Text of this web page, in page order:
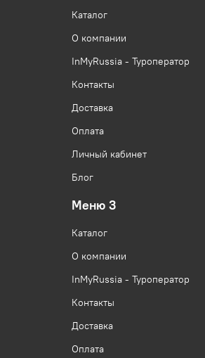
Каталог
О компании
InMyRussia - Туроператор
Контакты
Доставка
Оплата
Личный кабинет
Блог
Меню 3
Каталог
О компании
InMyRussia - Туроператор
Контакты
Доставка
Оплата